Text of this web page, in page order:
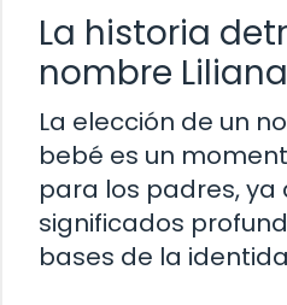
La historia
nombre Liliana
La elección de un
bebé es un
para los padres, ya
significados
bases de la